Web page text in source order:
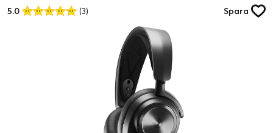
5.0
(3) Spara